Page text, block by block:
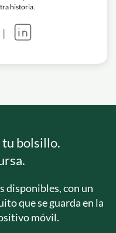
historia.
|
tu bolsillo.
disponibles, con un
que se guarda en la
móvil.